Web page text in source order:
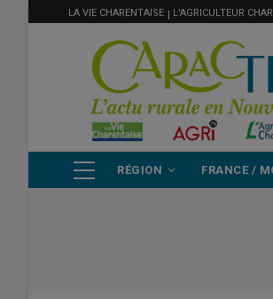
MENU
FILIÈRE
LA VIE CHARENTAISE L'AGRICULTEUR
PRINCIPALE
RÉGION FRANCE /